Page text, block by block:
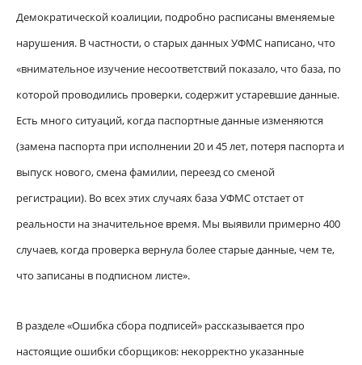
Демократической коалиции, подробно расписаны вменяемые
нарушения. В частности, о старых данных УФМС написано, что
«внимательное изучение несоответствий показало, что база, по
которой проводились проверки, содержит устаревшие данные.
Есть много ситуаций, когда паспортные данные изменяются
(замена паспорта при исполнении 20 и 45 лет, потеря паспорта и
выпуск нового, смена фамилии, переезд со сменой
регистрации). Во всех этих случаях база УФМС отстает от
реальности на значительное время. Мы выявили примерно 400
случаев, когда проверка вернула более старые данные, чем те,
что записаны в подписном листе».
В разделе «Ошибка сбора подписей» рассказывается про
настоящие ошибки сборщиков: некорректно указанные